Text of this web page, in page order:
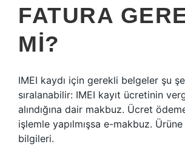
FATURA
MI?
IMEI kaydı için gerekli belgeler şu
sıralanabilir: IMEI kayıt ücretinin
alındığına dair makbuz. Ücret
işlemle yapılmışsa e-makbuz.
bilgileri.